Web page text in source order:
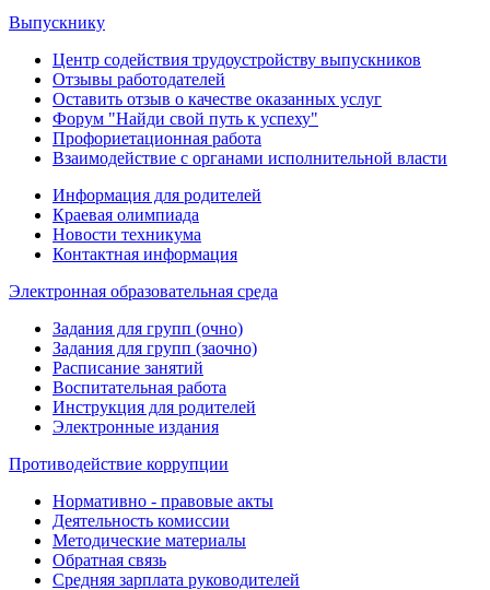
Выпускнику
Центр содействия трудоустройству выпускников
Отзывы работодателей
Оставить отзыв о качестве оказанных услуг
Форум "Найди свой путь к успеху"
Профориетационная работа
Взаимодействие с органами исполнительной власти
Информация для родителей
Краевая олимпиада
Новости техникума
Контактная информация
Электронная образовательная среда
Задания для групп (очно)
Задания для групп (заочно)
Расписание занятий
Воспитательная работа
Инструкция для родителей
Электронные издания
Противодействие коррупции
Нормативно - правовые акты
Деятельность комиссии
Методические материалы
Обратная связь
Средняя зарплата руководителей